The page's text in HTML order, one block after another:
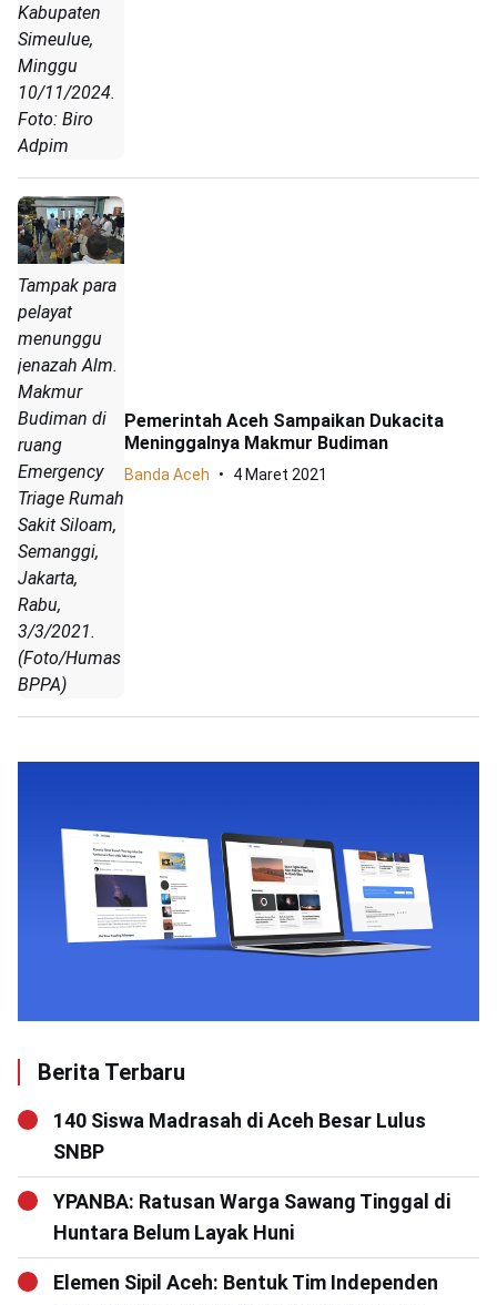
Kabupaten
Simeulue,
Minggu
10/11/2024.
Foto: Biro
Adpim
Tampak para
pelayat
menunggu
jenazah Alm.
Makmur
Budiman di
ruang
Emergency
Triage Rumah
Sakit Siloam,
Semanggi,
Jakarta,
Rabu,
3/3/2021.
(Foto/Humas
BPPA)
Pemerintah Aceh Sampaikan Dukacita
Meninggalnya Makmur Budiman
Banda Aceh 4 Maret 2021
Berita Terbaru
140 Siswa Madrasah di Aceh Besar Lulus
SNBP
YPANBA: Ratusan Warga Sawang Tinggal di
Huntara Belum Layak Huni
Elemen Sipil Aceh: Bentuk Tim Independen